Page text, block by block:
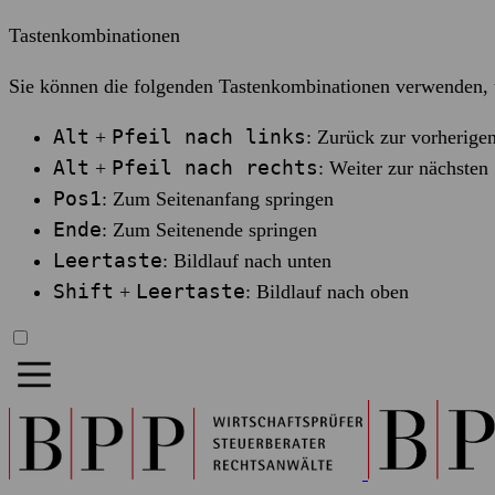
Tastenkombinationen
Sie können die folgenden Tastenkombinationen
Alt + Pfeil nach links: Zurück zur
Alt + Pfeil nach rechts: Weiter zur nächsten
Pos1: Zum Seitenanfang springen
Ende: Zum Seitenende springen
Leertaste: Bildlauf nach unten
Shift + Leertaste: Bildlauf nach oben